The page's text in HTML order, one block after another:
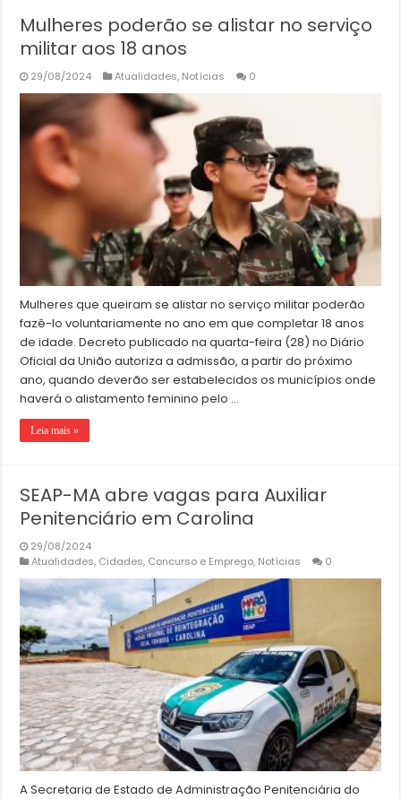
Mulheres poderão se alistar no serviço
militar aos 18 anos
29/08/2024 Atualidades, Notícias 0
Mulheres que queiram se alistar no serviço militar poderão
fazê-lo voluntariamente no ano em que completar 18 anos
de idade. Decreto publicado na quarta-feira (28) no Diário
Oficial da União autoriza a admissão, a partir do próximo
ano, quando deverão ser estabelecidos os municípios onde
haverá o alistamento feminino pelo …
Leia mais »
SEAP-MA abre vagas para Auxiliar
Penitenciário em Carolina
29/08/2024
Atualidades, Cidades, Concurso e Emprego, Notícias 0
A Secretaria de Estado de Administração Penitenciária do